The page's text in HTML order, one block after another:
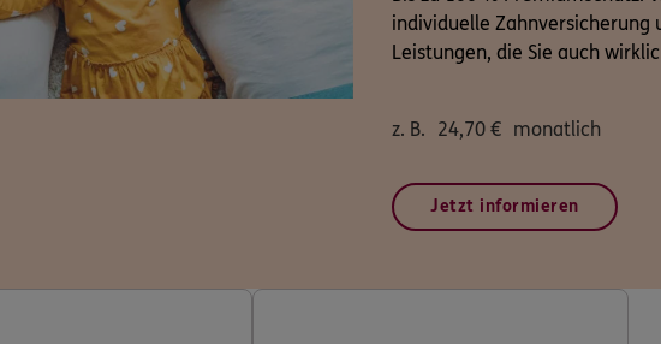
individuelle Zahnversicherung
Leistungen, die Sie auch
z. B. 24,70 € monatlich
Jetzt informieren